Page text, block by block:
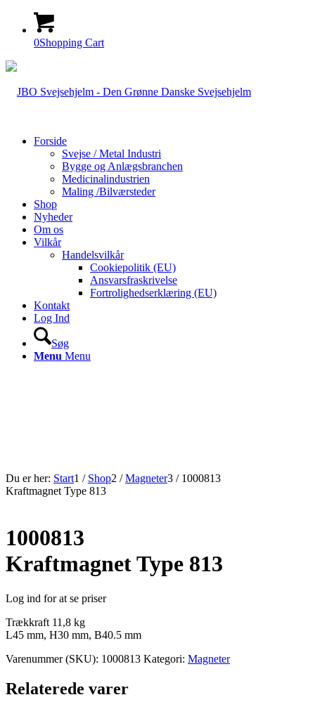
0Shopping Cart
Forside
Svejse / Metal Industri
Bygge og Anlægsbranchen
Medicinalindustrien
Maling /Bilværsteder
Shop
Nyheder
Om os
Vilkår
Handelsvilkår
Cookiepolitik (EU)
Ansvarsfraskrivelse
Fortrolighedserklæring (EU)
Kontakt
Log Ind
Søg
Menu Menu
Du er her: Start1 / Shop2 / Magneter3 / 1000813
Kraftmagnet Type 813
1000813
Kraftmagnet Type 813
Log ind for at se priser
Trækkraft 11,8 kg
L45 mm, H30 mm, B40.5 mm
Varenummer (SKU): 1000813 Kategori: Magneter
Relaterede varer